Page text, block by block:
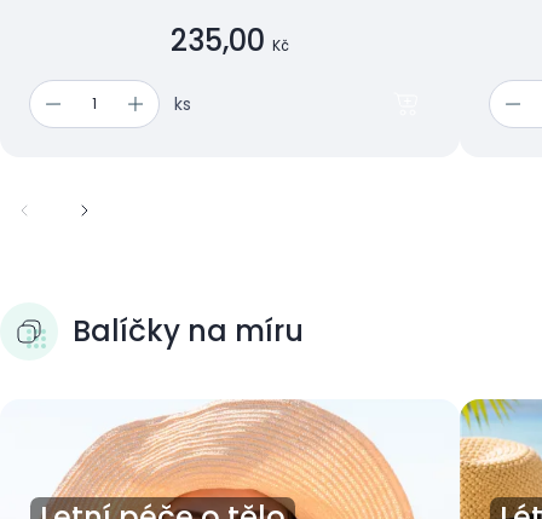
235,00 Kč
ks
Balíčky na míru